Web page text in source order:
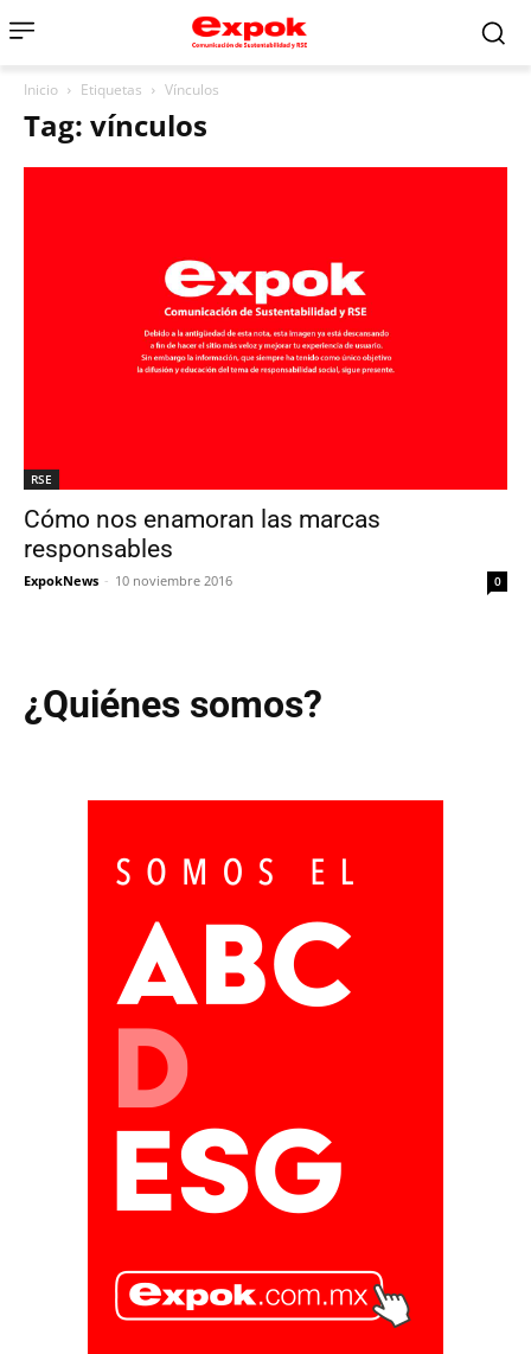
Inicio Etiquetas Vínculos
Tag: vínculos
RSE
Cómo nos enamoran las marcas
responsables
ExpokNews - 10 noviembre 2016 0
¿Quiénes somos?